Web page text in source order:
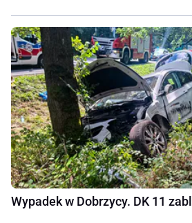
Wypadek w Dobrzycy. DK 11